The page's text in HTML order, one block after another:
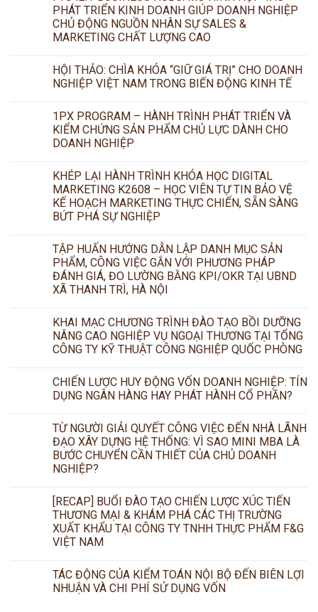
PHÁT TRIỂN KINH DOANH GIÚP DOANH NGHIỆP
CHỦ ĐỘNG NGUỒN NHÂN SỰ SALES &
MARKETING CHẤT LƯỢNG CAO
HỘI THẢO: CHÌA KHÓA “GIỮ GIÁ TRỊ” CHO DOANH
NGHIỆP VIỆT NAM TRONG BIẾN ĐỘNG KINH TẾ
1PX PROGRAM – HÀNH TRÌNH PHÁT TRIỂN VÀ
KIỂM CHỨNG SẢN PHẨM CHỦ LỰC DÀNH CHO
DOANH NGHIỆP
KHÉP LẠI HÀNH TRÌNH KHÓA HỌC DIGITAL
MARKETING K2608 – HỌC VIÊN TỰ TIN BẢO VỆ
KẾ HOẠCH MARKETING THỰC CHIẾN, SẴN SÀNG
BỨT PHÁ SỰ NGHIỆP
TẬP HUẤN HƯỚNG DẪN LẬP DANH MỤC SẢN
PHẨM, CÔNG VIỆC GẮN VỚI PHƯƠNG PHÁP
ĐÁNH GIÁ, ĐO LƯỜNG BẰNG KPI/OKR TẠI UBND
XÃ THANH TRÌ, HÀ NỘI
KHAI MẠC CHƯƠNG TRÌNH ĐÀO TẠO BỒI DƯỠNG
NÂNG CAO NGHIỆP VỤ NGOẠI THƯƠNG TẠI TỔNG
CÔNG TY KỸ THUẬT CÔNG NGHIỆP QUỐC PHÒNG
CHIẾN LƯỢC HUY ĐỘNG VỐN DOANH NGHIỆP: TÍN
DỤNG NGÂN HÀNG HAY PHÁT HÀNH CỔ PHẦN?
TỪ NGƯỜI GIẢI QUYẾT CÔNG VIỆC ĐẾN NHÀ LÃNH
ĐẠO XÂY DỰNG HỆ THỐNG: VÌ SAO MINI MBA LÀ
BƯỚC CHUYỂN CẦN THIẾT CỦA CHỦ DOANH
NGHIỆP?
[RECAP] BUỔI ĐÀO TẠO CHIẾN LƯỢC XÚC TIẾN
THƯƠNG MẠI & KHÁM PHÁ CÁC THỊ TRƯỜNG
XUẤT KHẨU TẠI CÔNG TY TNHH THỰC PHẨM F&G
VIỆT NAM
TÁC ĐỘNG CỦA KIỂM TOÁN NỘI BỘ ĐẾN BIÊN LỢI
NHUẬN VÀ CHI PHÍ SỬ DỤNG VỐN